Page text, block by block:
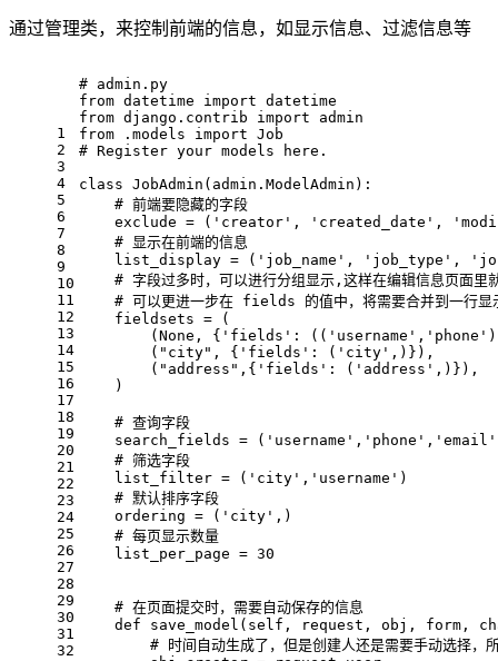
通过管理类，来控制前端的信息，如显示信息、过滤信息等
1
2
3
4
5
6
7
8
9
10
11
12
13
14
15
16
17
18
19
20
21
22
23
24
25
26
27
28
29
30
31
32
# admin.py
from datetime import datetime
from django.contrib import admin
from .models import Job
# Register your models here.
class JobAdmin (admin.ModelAdmin):
# 前端要隐藏的字段
    exclude = (
'creator' , 'created_date' ,
# 显示在前端的信息
    list_display = (
'job_name' , 'job_type' ,
# 字段过多时，可以进行分组显示,这样在编辑信息页面里
# 可以更进一步在 fields 的值中，将需要合并到一行显
    fieldsets = (
        (
None , { 'fields' : (( 'username' , 'phone'
        (
"city" , { 'fields' : ( 'city' ,)}),
        (
"address" ,{ 'fields' : ( 'address' ,)}),
    )
# 查询字段
    search_fields = (
'username' , 'phone' , 'email'
# 筛选字段
    list_filter = (
'city' , 'username' )
# 默认排序字段
    ordering = (
'city' ,)
# 每页显示数量
    list_per_page =
30
# 在页面提交时，需要自动保存的信息
def
save_model ( self, request, obj, form,
# 时间自动生成了，但是创建人还是需要手动选择，